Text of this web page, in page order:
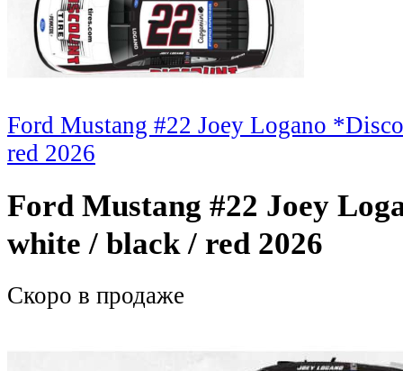
Ford Mustang #22 Joey Logano
red 2026
Ford Mustang #22 Joey
white / black / red 2026
Скоро в продаже